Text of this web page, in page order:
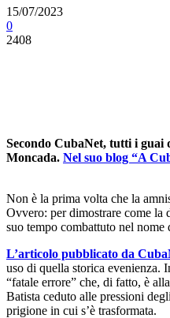
15/07/2023
0
2408
Secondo CubaNet, tutti i guai
Moncada. Nel suo blog “A
Non è la prima volta che la
Ovvero: per dimostrare come la
suo tempo combattuto nel
L’articolo pubblicato da
uso di quella storica evenienza.
“fatale errore” che, di fatto, è
Batista ceduto alle pressioni
prigione in cui s’è trasformata.